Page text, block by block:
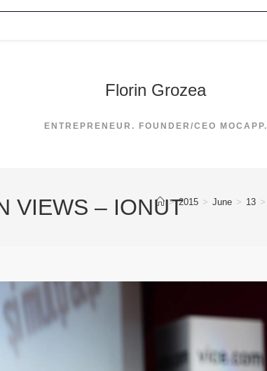
Florin Grozea
ENTREPRENEUR. FOUNDER/CEO MOCAPP.
VIEWS – IONUT
> 2015 > June > 13 >